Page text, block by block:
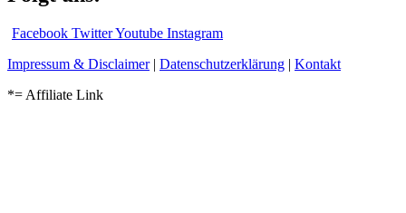
Facebook TwitterYoutube Instagram
Impressum & Disclaimer| Datenschutzerklärung | Kontakt
*= Affiliate Link